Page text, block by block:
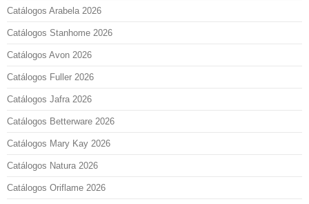
Catálogos Arabela 2026
Catálogos Stanhome 2026
Catálogos Avon 2026
Catálogos Fuller 2026
Catálogos Jafra 2026
Catálogos Betterware 2026
Catálogos Mary Kay 2026
Catálogos Natura 2026
Catálogos Oriflame 2026